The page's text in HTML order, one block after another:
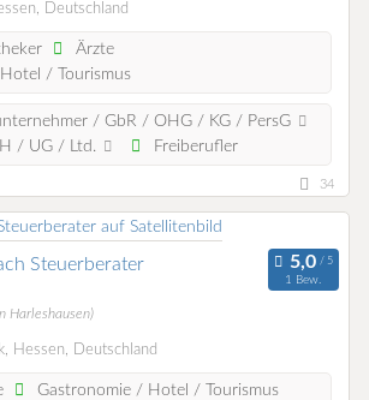
Deutschland
Ärzte
/ Tourismus
/ GbR / OHG / KG / PersG
/ UG / Ltd.
Freiberufler
34
Steuerberater
1 Bew.
Harleshausen)
Hessen, Deutschland
Gastronomie / Hotel / Tourismus